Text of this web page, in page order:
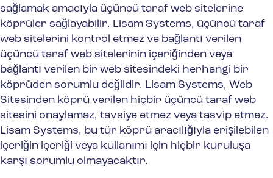
sağlamak amacıyla üçüncü taraf web sitelerine
köprüler sağlayabilir. Lisam Systems, üçüncü taraf
web sitelerini kontrol etmez ve bağlantı verilen
üçüncü taraf web sitelerinin içeriğinden veya
bağlantı verilen bir web sitesindeki herhangi bir
köprüden sorumlu değildir. Lisam Systems, Web
Sitesinden köprü verilen hiçbir üçüncü taraf web
sitesini onaylamaz, tavsiye etmez veya tasvip etmez.
Lisam Systems, bu tür köprü aracılığıyla erişilebilen
içeriğin içeriği veya kullanımı için hiçbir kuruluşa
karşı sorumlu olmayacaktır.